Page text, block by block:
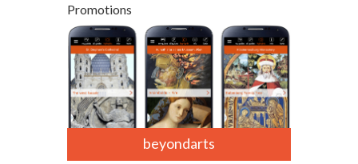
Promotions
beyondarts